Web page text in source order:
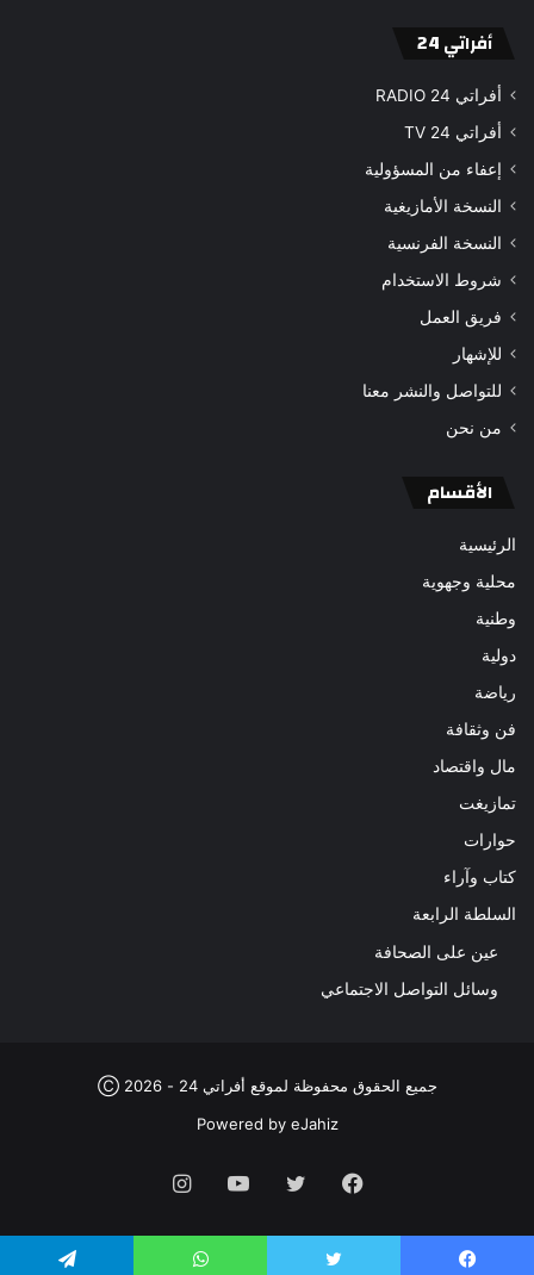
أفراتي 24
أفراتي 24 RADIO
أفراتي 24 TV
إعفاء من المسؤولية
النسخة الأمازيغية
النسخة الفرنسية
شروط الاستخدام
فريق العمل
للإشهار
للتواصل والنشر معنا
من نحن
الأقسام
الرئيسية
محلية وجهوية
وطنية
دولية
رياضة
فن وثقافة
مال واقتصاد
تمازيغت
حوارات
كتاب وآراء
السلطة الرابعة
عين على الصحافة
وسائل التواصل الاجتماعي
جميع الحقوق محفوظة لموقع أفراتي 24 - 2026 Ⓒ
Powered by eJahiz
فيسبوك تويتر يوتيوب